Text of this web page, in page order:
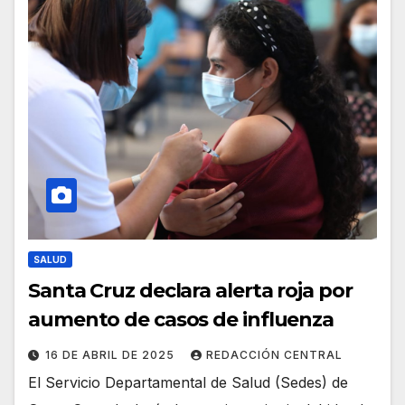
SALUD
Santa Cruz declara alerta roja por
aumento de casos de influenza
16 DE ABRIL DE 2025 REDACCIÓN CENTRAL
El Servicio Departamental de Salud (Sedes) de